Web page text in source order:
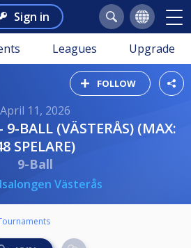
Sign in
Leagues Upgrade
FOLLOW
April 11, 2026
SPELARE)
9-Ball
Västerås